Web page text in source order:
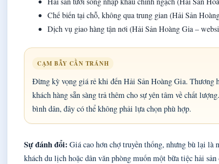
Chế biến tại chỗ, không qua trung gian (Hải Sản
Dịch vụ giao hàng tận nơi (Hải Sản Hoàng Gia –
CẠM BẪY CẦN TRÁNH
Đừng kỳ vọng giá rẻ khi đến Hải Sản Hoàng Gia. Thương
khách hàng sẵn sàng trả thêm cho sự yên tâm về chất
bình dân, đây có thể không phải lựa chọn phù hợp.
Sự đánh đổi: Giá cao hơn chợ truyền thống, nhưng bù lại là
khách du lịch hoặc dân văn phòng muốn một bữa tiệc hải